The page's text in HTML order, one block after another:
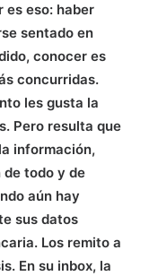
es eso: haber
sentado en
conocer es
concurridas.
les gusta la
Pero resulta que
información,
todo y de
aún hay
sus datos
Los remito a
En su inbox, la